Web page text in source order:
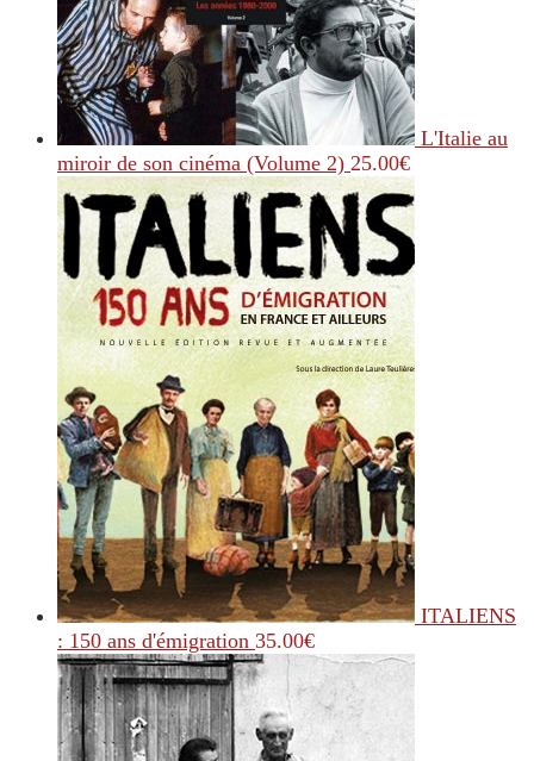
L'Italie au
miroir de son cinéma (Volume 2) 25.00€
ITALIENS
: 150 ans d'émigration 35.00€